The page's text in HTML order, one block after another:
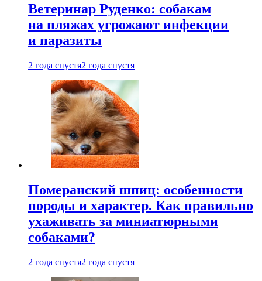
Ветеринар Руденко: собакам
на пляжах угрожают инфекции
и паразиты
2 года спустя2 года спустя
Померанский шпиц: особенности
породы и характер. Как правильно
ухаживать за миниатюрными
собаками?
2 года спустя2 года спустя